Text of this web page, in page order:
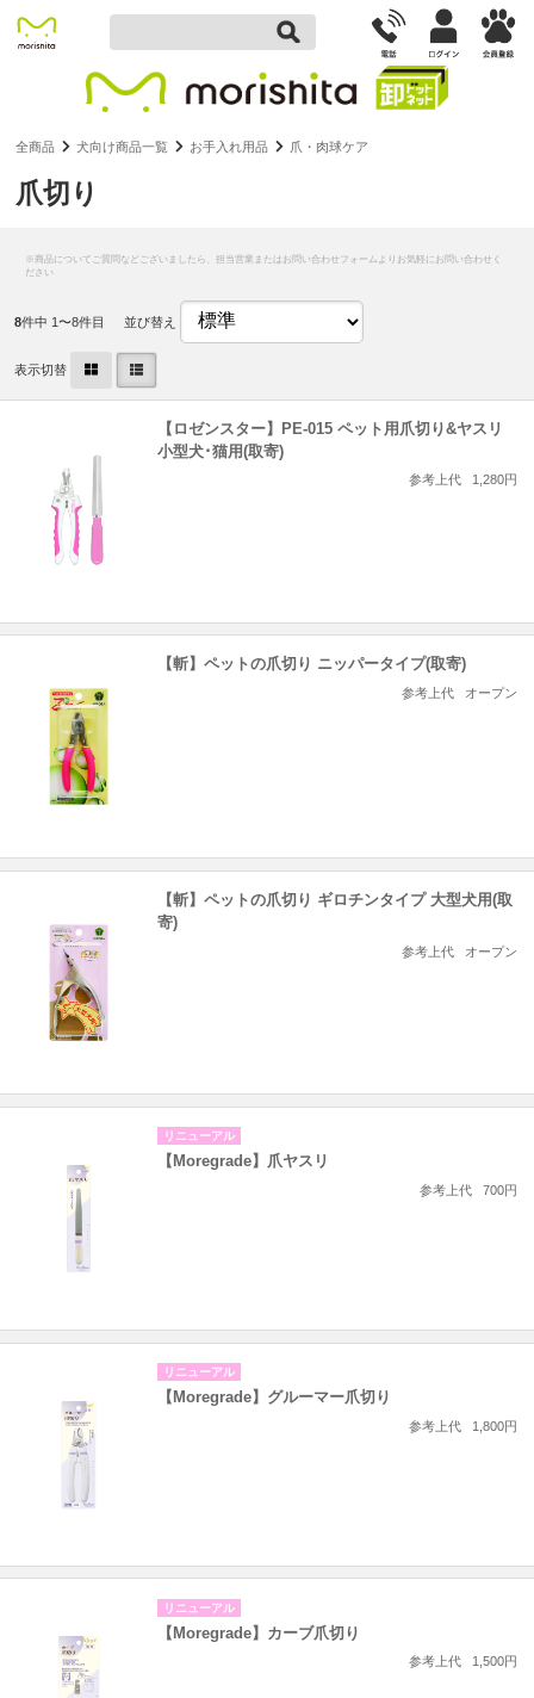
全商品 犬向け商品一覧 お手入れ用品 爪・肉球ケア
爪切り
8件中 1〜8件目 並び替え
表示切替
【ロゼンスター】PE-015 ペット用爪切り&ヤスリ
小型犬･猫用(取寄)
参考上代 1,280円
【斬】ペットの爪切り ニッパータイプ(取寄)
参考上代 オープン
【斬】ペットの爪切り ギロチンタイプ 大型犬用(取
寄)
参考上代 オープン
リニューアル
【Moregrade】爪ヤスリ
参考上代 700円
リニューアル
【Moregrade】グルーマー爪切り
参考上代 1,800円
リニューアル
【Moregrade】カーブ爪切り
参考上代 1,500円